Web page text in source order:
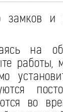
замков
на
во